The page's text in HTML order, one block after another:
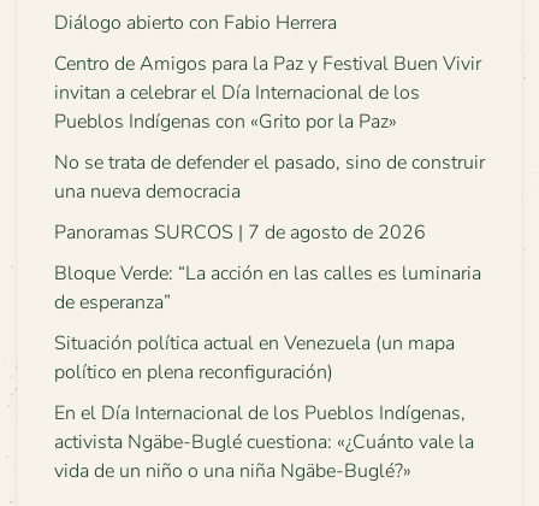
Diálogo abierto con Fabio Herrera
Centro de Amigos para la Paz y Festival Buen Vivir
invitan a celebrar el Día Internacional de los
Pueblos Indígenas con «Grito por la Paz»
No se trata de defender el pasado, sino de construir
una nueva democracia
Panoramas SURCOS | 7 de agosto de 2026
Bloque Verde: “La acción en las calles es luminaria
de esperanza”
Situación política actual en Venezuela (un mapa
político en plena reconfiguración)
En el Día Internacional de los Pueblos Indígenas,
activista Ngäbe-Buglé cuestiona: «¿Cuánto vale la
vida de un niño o una niña Ngäbe-Buglé?»